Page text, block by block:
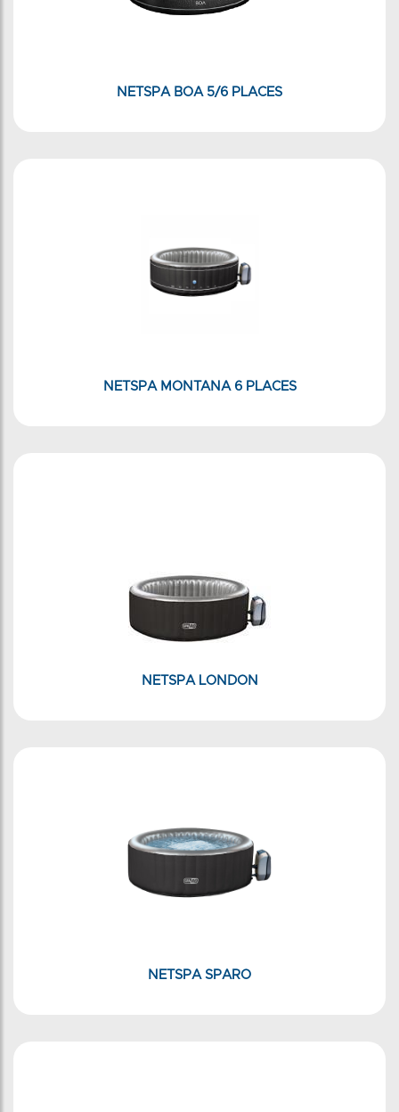
NETSPA BOA 5/6 PLACES
NETSPA MONTANA 6 PLACES
NETSPA LONDON
NETSPA SPARO